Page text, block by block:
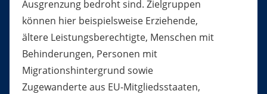
Ausgrenzung bedroht sind. Zielgruppen
können hier beispielsweise Erziehende,
ältere Leistungsberechtigte, Menschen mit
Behinderungen, Personen mit
Migrationshintergrund sowie
Zugewanderte aus EU-Mitgliedsstaaten,